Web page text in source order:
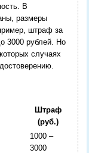
В
размеры
штраф за
3000 рублей. Но
случаях
Штраф
(руб.)
1000 –
3000